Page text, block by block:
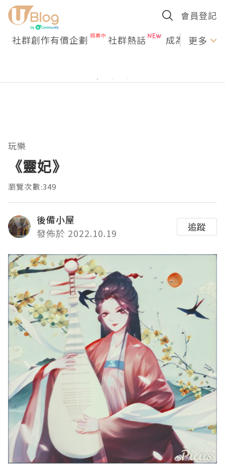
會員登記
社群創作有價企劃 社群熱話 成為U更多
玩樂
《靈妃》
瀏覽次數:349
後備小屋
發佈於 2022.10.19
追蹤